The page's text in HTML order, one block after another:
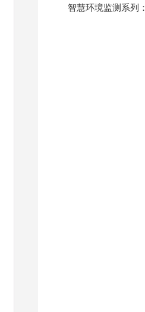
智慧环境监测系列：